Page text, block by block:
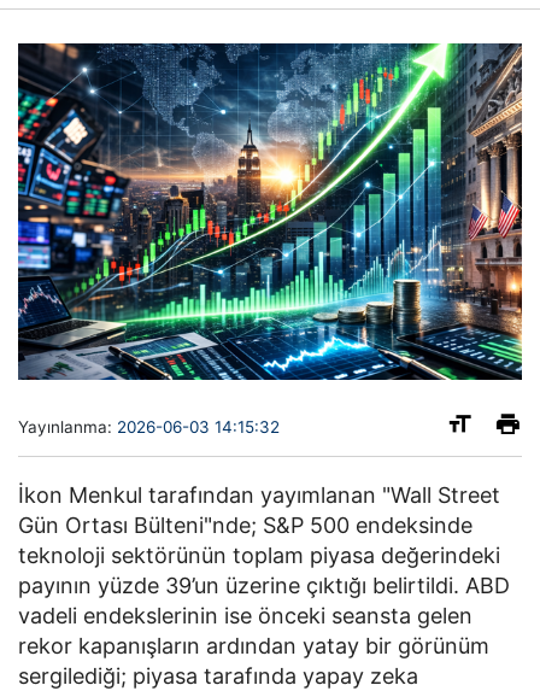
Yayınlanma: 2026-06-03 14:15:32
İkon Menkul tarafından yayımlanan "Wall Street
Gün Ortası Bülteni"nde; S&P 500 endeksinde
teknoloji sektörünün toplam piyasa değerindeki
payının yüzde 39’un üzerine çıktığı belirtildi. ABD
vadeli endekslerinin ise önceki seansta gelen
rekor kapanışların ardından yatay bir görünüm
sergilediği; piyasa tarafında yapay zeka